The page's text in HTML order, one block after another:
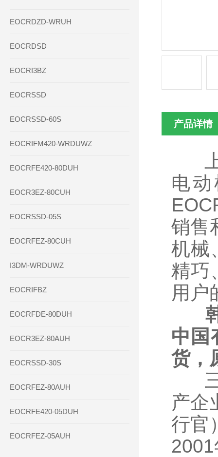
EOCRDZD-WRUH
EOCRDSD
EOCRI3BZ
EOCRSSD
EOCRSSD-60S
EOCRIFM420-WRDUWZ
EOCRFE420-80DUH
EOCR3EZ-80CUH
EOCRSSD-05S
EOCRFEZ-80CUH
I3DM-WRDUWZ
EOCRIFBZ
EOCRFDE-80DUH
EOCR3EZ-80AUH
EOCRSSD-30S
EOCRFEZ-80AUH
EOCRFE420-05DUH
EOCRFEZ-05AUH
产品详情
上
电
销售
机械
精巧
用户
中国
货，
三
产企
行官